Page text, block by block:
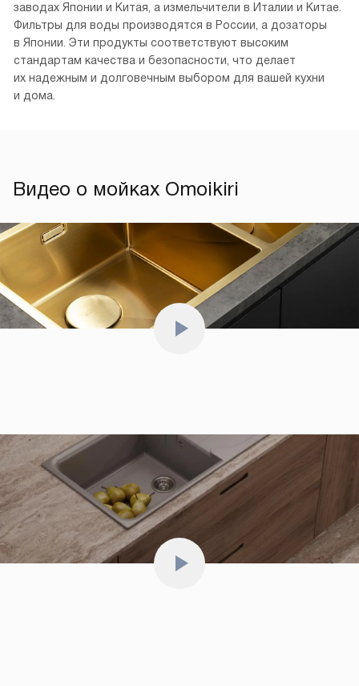
заводах Японии и Китая, а измельчители в Италии и Китае.
Фильтры для воды производятся в России, а дозаторы
в Японии. Эти продукты соответствуют высоким
стандартам качества и безопасности, что делает
их надежным и долговечным выбором для вашей кухни
и дома.
Видео о мойках Omoikiri